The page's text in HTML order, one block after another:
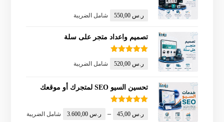
ر.س 550,00 شامل الضريبة
تصميم واعداد متجر على سلة
5.00من 5ر.س 520,00 شامل الضريبة
تحسين السيو SEO لمتجرك أو موقعك
5.00من 5ر.س 45,00
– ر.س 3.600,00 شامل الضريبة